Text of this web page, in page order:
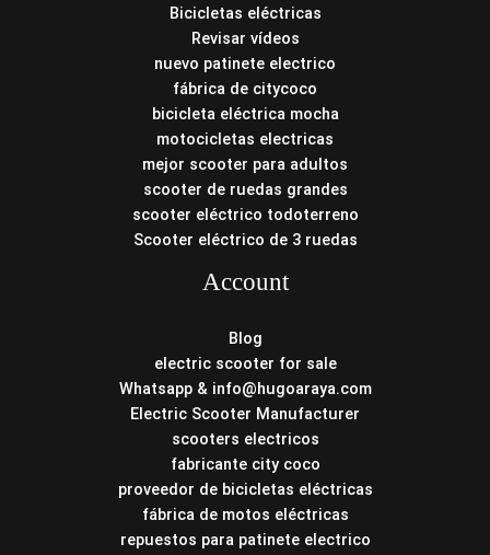
Bicicletas eléctricas
Revisar vídeos
nuevo patinete electrico
fábrica de citycoco
bicicleta eléctrica mocha
motocicletas electricas
mejor scooter para adultos
scooter de ruedas grandes
scooter eléctrico todoterreno
Scooter eléctrico de 3 ruedas
Account
Blog
electric scooter for sale
Whatsapp & info@hugoaraya.com
Electric Scooter Manufacturer
scooters electricos
fabricante city coco
proveedor de bicicletas eléctricas
fábrica de motos eléctricas
repuestos para patinete electrico